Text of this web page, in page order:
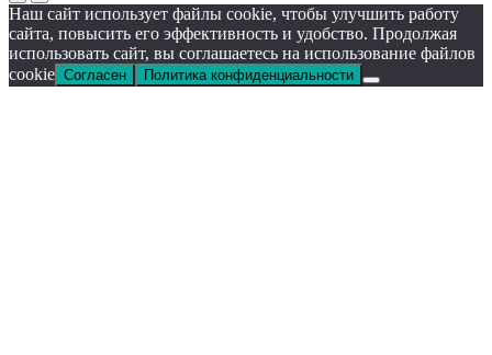
Наш сайт использует файлы cookie, чтобы улучшить работу
сайта, повысить его эффективность и удобство. Продолжая
использовать сайт, вы соглашаетесь на использование файлов
cookie Согласен Политика конфиденциальности